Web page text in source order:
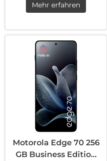
Mehr erfahren
Motorola Edge 70 256
GB Business Edition